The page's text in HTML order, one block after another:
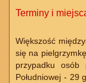
Terminy i
Większość
się na
przypadku osób
Południowej - 29